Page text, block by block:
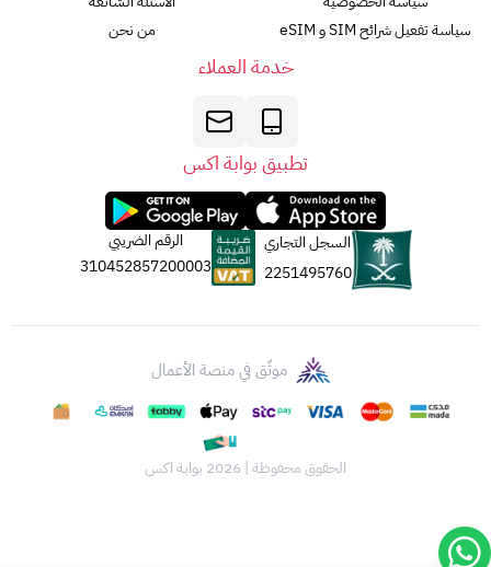
سياسة تفعيل شرائح SIM و eSIM
من نحن
خدمة العملاء
تطبيق بوابة اكس
السجل التجاري
2251495760
الرقم الضريبي
310452857200003
موثّق في منصة الأعمال
الحقوق محفوظة | 2026 بوابة اكس